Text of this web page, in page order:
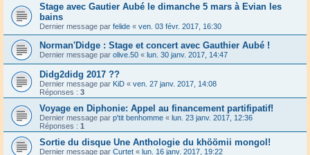
Stage avec Gautier Aubé le dimanche 5 mars à Evian les
bains
Dernier message par felide « ven. 03 févr. 2017, 16:30
Norman'Didge : Stage et concert avec Gauthier Aubé !
Dernier message par olive.50 « lun. 30 janv. 2017, 14:47
Didg2didg 2017 ??
Dernier message par KiD « ven. 27 janv. 2017, 14:08
Réponses : 3
Voyage en Diphonie: Appel au financement partifipatif!
Dernier message par p'tit benhomme « lun. 23 janv. 2017, 12:36
Réponses : 1
Sortie du disque Une Anthologie du khöömii mongol!
Dernier message par Curtet « lun. 16 janv. 2017, 19:22